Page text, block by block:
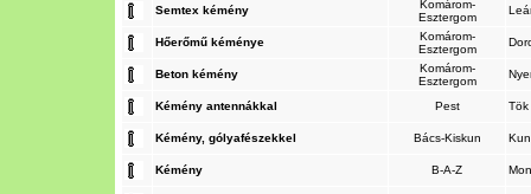
Semtex kémény
Komárom-
Esztergom
Hőerőmű kéménye
Komárom-
Esztergom
Beton kémény
Komárom-
Esztergom
Kémény antennákkal Pest Tök
Kémény, gólyafészekkel Bács-Kiskun
Kémény B-A-Z